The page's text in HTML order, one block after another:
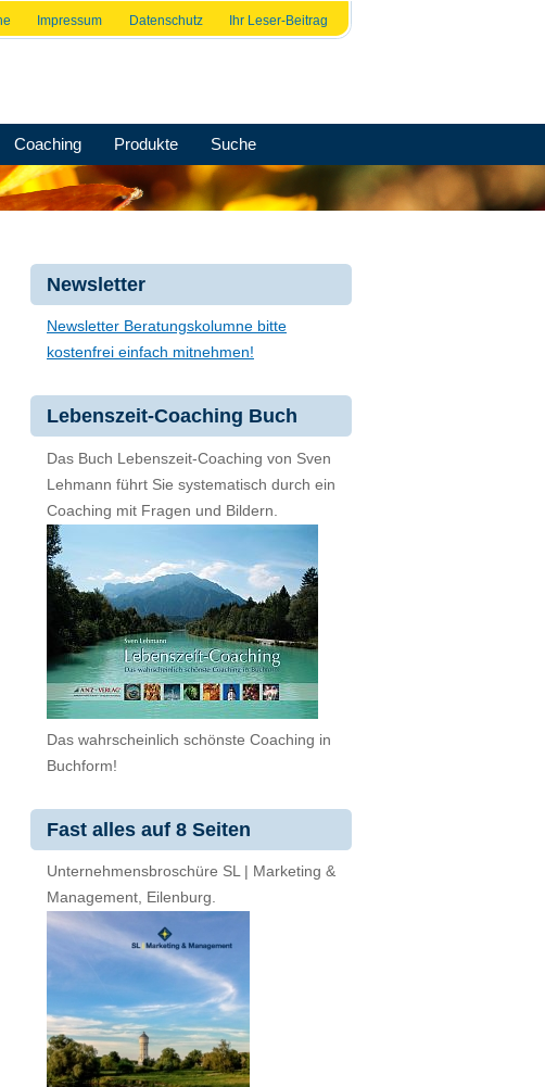
Impressum Datenschutz Ihr Leser-Beitrag
Coaching Produkte Suche
Newsletter
Newsletter Beratungskolumne bitte
kostenfrei einfach mitnehmen!
Lebenszeit-Coaching Buch
Das Buch Lebenszeit-Coaching von Sven
Lehmann führt Sie systematisch durch ein
Coaching mit Fragen und Bildern.
Das wahrscheinlich schönste Coaching in
Buchform!
Fast alles auf 8 Seiten
Unternehmensbroschüre SL | Marketing &
Management, Eilenburg.